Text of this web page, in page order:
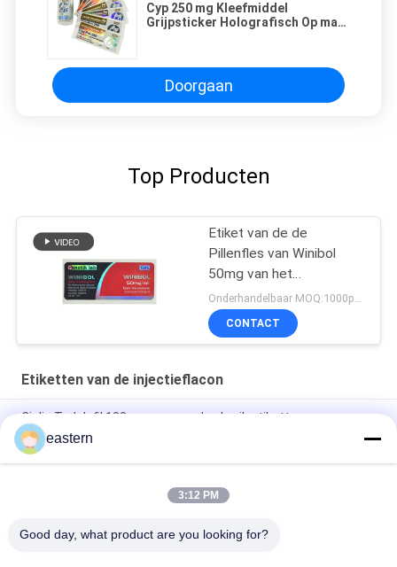
Cyp 250 mg Kleefmiddel
Grijpsticker Holografisch Op maat
Doorgaan
Top Producten
Etiket van de de
Pillenfles van Winibol
50mg van het
Genetiklaboratorium het
Mondelinge
Onderhandelbaar MOQ:1000pcs/design
CONTACT
Etiketten van de injectieflacon
Cialis Tadalafil 100mg voor oraal gebruik etiketten
SS-31 Sterke kleefmiddelen Etiketten Peptide flacon
Etiketten
De Biomexlaboratoria archiveert Anabole Aangepaste
eastern
3:12 PM
Good day, what product are you looking for?